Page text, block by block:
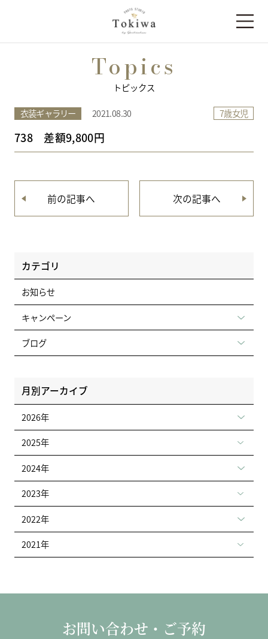
Topics
トピックス
衣装ギャラリー 2021.08.30 7歳女児
738 差額9,800円
前の記事へ 次の記事へ
カテゴリ
お知らせ
キャンペーン
ブログ
月別アーカイブ
2026年
2025年
2024年
2023年
2022年
2021年
お問い合わせ・ご予約